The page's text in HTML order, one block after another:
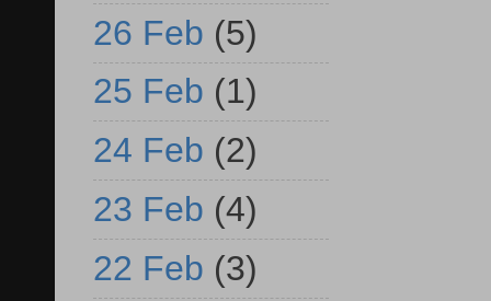
26 Feb (5)
25 Feb (1)
24 Feb (2)
23 Feb (4)
22 Feb (3)